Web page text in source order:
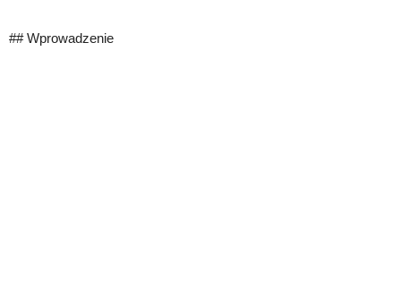
## Wprowadzenie